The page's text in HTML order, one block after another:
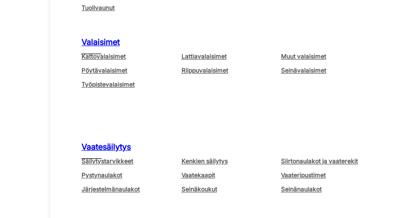
Tuolivaunut
Valaisimet
Kattovalaisimet Lattiavalaisimet
Muut valaisimet
Pöytävalaisimet
Riippuvalaisimet
Seinävalaisimet
Työpistevalaisimet
Vaatesäilytys
Säilytystarvikkeet Kenkien säilytys
Siirtonaulakot ja vaaterekit
Pystynaulakot
Vaatekaapit
Vaateripustimet
Järjestelmänaulakot
Seinäkoukut Seinänaulakot